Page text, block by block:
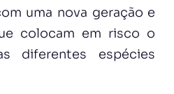
uma nova geração e
colocam em risco o
diferentes espécies